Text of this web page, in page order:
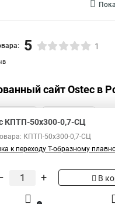
5 1
сайтOstec в
КПТП-50х300-0,7-СЦ
КПТП-50х300-0,7-СЦ
к переходу Т-образному
+ В